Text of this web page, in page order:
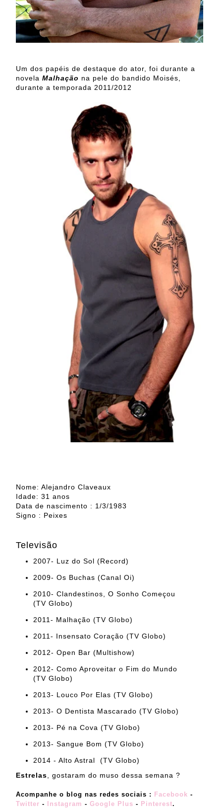
Um dos papéis de destaque do ator, foi durante a
novela Malhação na pele do bandido Moisés,
durante a temporada 2011/2012
Nome: Alejandro Claveaux
Idade: 31 anos
Data de nascimento : 1/3/1983
Signo : Peixes
Televisão
2007- Luz do Sol (Record)
2009- Os Buchas (Canal Oi)
2010- Clandestinos, O Sonho Começou
(TV Globo)
2011- Malhação (TV Globo)
2011- Insensato Coração (TV Globo)
2012- Open Bar (Multishow)
2012- Como Aproveitar o Fim do Mundo
(TV Globo)
2013- Louco Por Elas (TV Globo)
2013- O Dentista Mascarado (TV Globo)
2013- Pé na Cova (TV Globo)
2013- Sangue Bom (TV Globo)
2014 - Alto Astral (TV Globo)
Estrelas , gostaram do muso dessa semana ?
Acompanhe o blog nas redes sociais : Facebook -
Twitter - Instagram - Google Plus - Pinterest.